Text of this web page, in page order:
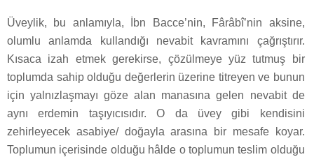
Üveylik, bu anlamıyla, İbn Bacce’nin, Fârâbî’nin aksine,
olumlu anlamda kullandığı nevabit kavramını çağrıştırır.
Kısaca izah etmek gerekirse, çözülmeye yüz tutmuş bir
toplumda sahip olduğu değerlerin üzerine titreyen ve bunun
için yalnızlaşmayı göze alan manasına gelen nevabit de
aynı erdemin taşıyıcısıdır. O da üvey gibi kendisini
zehirleyecek asabiye/ doğayla arasına bir mesafe koyar.
Toplumun içerisinde olduğu hâlde o toplumun teslim olduğu